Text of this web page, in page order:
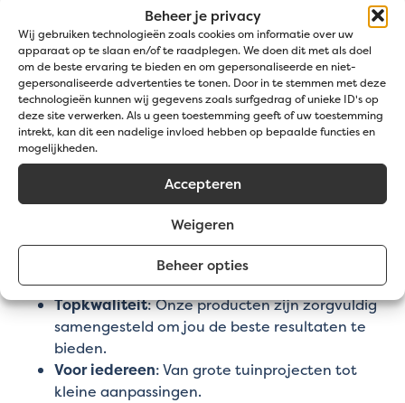
Beheer je privacy
Wij gebruiken technologieën zoals cookies om informatie over uw
apparaat op te slaan en/of te raadplegen. We doen dit met als doel
om de beste ervaring te bieden en om gepersonaliseerde en niet-
gepersonaliseerde advertenties te tonen. Door in te stemmen met deze
technologieën kunnen wij gegevens zoals surfgedrag of unieke ID's op
deze site verwerken. Als u geen toestemming geeft of uw toestemming
intrekt, kan dit een nadelige invloed hebben op bepaalde functies en
mogelijkheden.
Accepteren
Weigeren
Beheer opties
Waarom kiezen voor
Topkwaliteit: Onze producten zijn zorgvuldig
samengesteld om jou de beste resultaten te
bieden.
Voor iedereen: Van grote tuinprojecten tot
kleine aanpassingen.